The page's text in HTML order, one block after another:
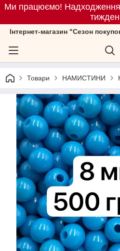
Ми працюємо! Надходження
Iнтернет-магазин "Сезон
Товари НАМИСТИНИ